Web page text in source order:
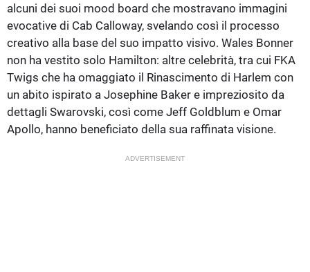
alcuni dei suoi mood board che mostravano immagini
evocative di Cab Calloway, svelando così il processo
creativo alla base del suo impatto visivo. Wales Bonner
non ha vestito solo Hamilton: altre celebrità, tra cui FKA
Twigs che ha omaggiato il Rinascimento di Harlem con
un abito ispirato a Josephine Baker e impreziosito da
dettagli Swarovski, così come Jeff Goldblum e Omar
Apollo, hanno beneficiato della sua raffinata visione.
ADVERTISEMENT